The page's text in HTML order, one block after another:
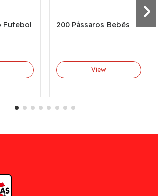
Futebol 200 Pássaros Bebês
View